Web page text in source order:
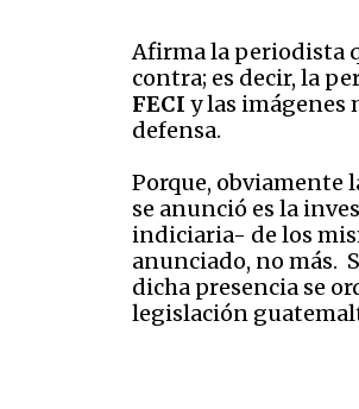
Afirma la periodista
contra; es decir, la
FECI y las imágenes
defensa.
Porque, obviamente
se anunció es la
indiciaria- de los
anunciado, no más.
dicha presencia se
legislación